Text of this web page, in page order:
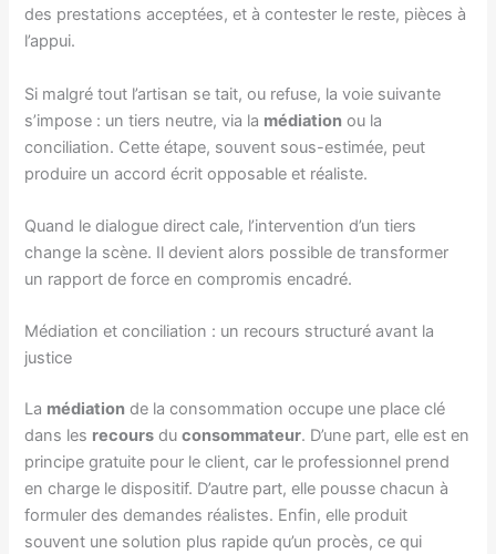
des prestations acceptées, et à contester le reste, pièces à
l’appui.
Si malgré tout l’artisan se tait, ou refuse, la voie suivante
s’impose : un tiers neutre, via la médiation ou la
conciliation. Cette étape, souvent sous-estimée, peut
produire un accord écrit opposable et réaliste.
Quand le dialogue direct cale, l’intervention d’un tiers
change la scène. Il devient alors possible de transformer
un rapport de force en compromis encadré.
Médiation et conciliation : un recours structuré avant la
justice
La médiation de la consommation occupe une place clé
dans les recours duconsommateur. D’une part, elle est en
principe gratuite pour le client, car le professionnel prend
en charge le dispositif. D’autre part, elle pousse chacun à
formuler des demandes réalistes. Enfin, elle produit
souvent une solution plus rapide qu’un procès, ce qui